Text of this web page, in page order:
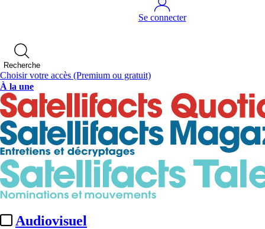
Se connecter
Recherche
Choisir votre accès (Premium ou gratuit)
À la une
Audiovisuel